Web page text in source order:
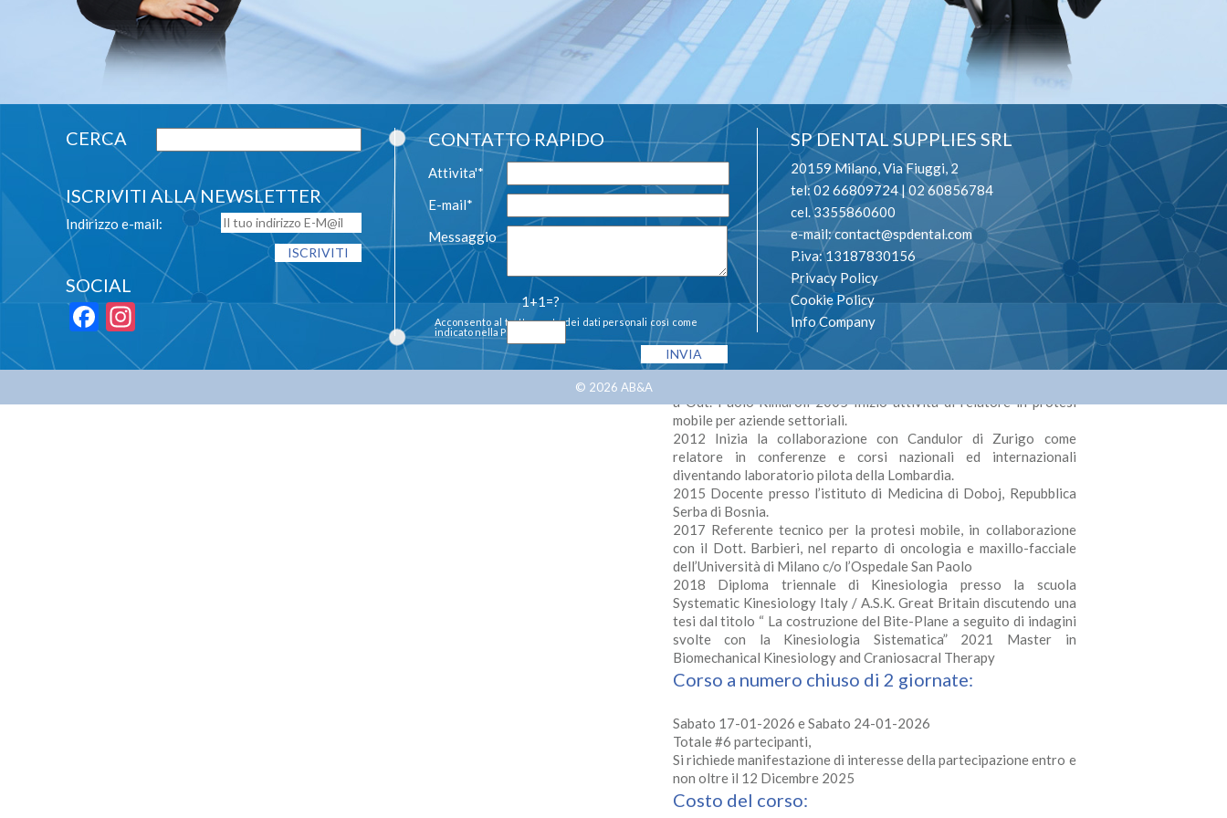
CURRICULUM VITAEODT. Bracchi Walter
1982 Inizio l’ attività di odontotecnico c/o laboratorio
Odontoteam di Milano 1986 Responsabile del laboratorio di
protesi mobile
1987 Diploma di odontotecnico presso la scuola Cesare Correnti
di Milano 1991 Partecipa al corso sull’utiilizzo della metodica del
a Odt. Paolo Rimaroli 2005 Inizio attività di relatore in protesi
mobile per aziende settoriali.
2012 Inizia la collaborazione con Candulor di Zurigo come
relatore in conferenze e corsi nazionali ed internazionali
diventando laboratorio pilota della Lombardia.
2015 Docente presso l’istituto di Medicina di Doboj, Repubblica
Serba di Bosnia.
2017 Referente tecnico per la protesi mobile, in collaborazione
con il Dott. Barbieri, nel reparto di oncologia e maxillo-facciale
dell’Università di Milano c/o l’Ospedale San Paolo
2018 Diploma triennale di Kinesiologia presso la scuola
Systematic Kinesiology Italy / A.S.K. Great Britain discutendo una
tesi dal titolo “ La costruzione del Bite-Plane a seguito di indagini
svolte con la Kinesiologia Sistematica” 2021 Master in
Biomechanical Kinesiology and Craniosacral Therapy
Corso a numero chiuso di 2 giornate:
Sabato 17-01-2026 e Sabato 24-01-2026
Totale #6 partecipanti,
Si richiede manifestazione di interesse della partecipazione entro e
non oltre il 12 Dicembre 2025
Costo del corso:
ISCRIVITI ALLA NEWSLETTER
Indirizzo e-mail:
SOCIAL
Facebook
Instagram
CONTATTO RAPIDO
Attivita'*
E-mail*
Messaggio
1+1=?
Acconsento al trattamento dei dati personali così come
indicato nella Privacy Policy
SP DENTAL SUPPLIES SRL
20159 Milano, Via Fiuggi, 2
tel: 02 66809724 | 02 60856784
cel. 3355860600
e-mail:contact@spdental.com
P.iva: 13187830156
Privacy Policy
Cookie Policy
Info Company
© 2026 AB&A